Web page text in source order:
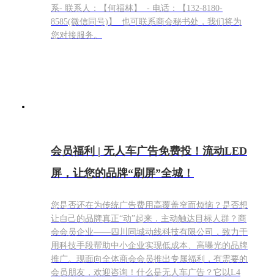
系- 联系人：【何福林】 - 电话：【132-8180-
8585(微信同号)】 也可联系商会秘书处，我们将为
您对接服务。
会员福利 | 无人车广告免费投！流动LED
屏，让您的品牌“刷屏”全城！
您是否还在为传统广告费用高覆盖窄而烦恼？是否想
让自己的品牌真正“动”起来，主动触达目标人群？商
会会员企业——四川同城动线科技有限公司，致力于
用科技手段帮助中小企业实现低成本、高曝光的品牌
推广。现面向全体商会会员推出专属福利，有需要的
会员朋友，欢迎咨询！什么是无人车广告？它以L4